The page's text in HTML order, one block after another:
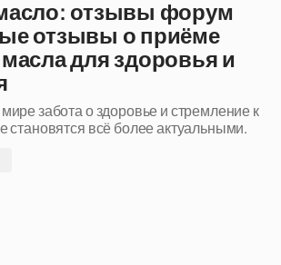
отзывы форум
отзывы о приёме
для здоровья и
забота о здоровье и стремление к
становятся всё более актуальными.